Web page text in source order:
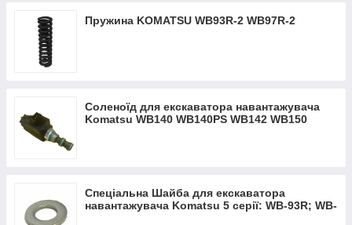
Пружина KOMATSU WB93R-2 WB97R-2
Соленоїд для екскаватора навантажувача
Komatsu WB140 WB140PS WB142 WB150
Спеціальна Шайба для екскаватора
навантажувача Komatsu 5 серії: WB-93R; WB-